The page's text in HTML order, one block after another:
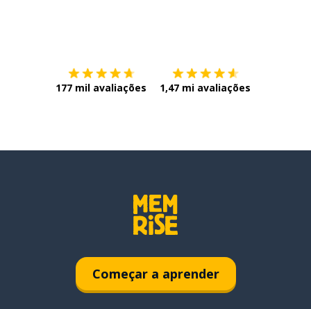
177 mil avaliações 1,47 mi avaliações
Começar a aprender